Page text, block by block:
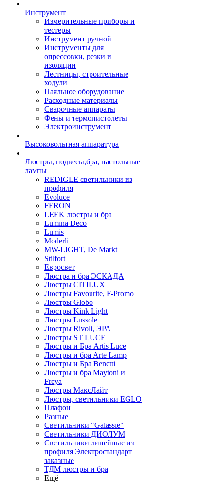
Инструмент
Измерительные приборы и
тестеры
Инструмент ручной
Инструменты для
опрессовки, резки и
изоляции
Лестницы, строительные
ходули
Паяльное оборудование
Расходные материалы
Сварочные аппараты
Фены и термопистолеты
Электроинструмент
Высоковольтная аппаратура
Люстры, подвесы,бра, настольные
лампы
REDIGLE светильники из
профиля
Evoluce
FERON
LEEK люстры и бра
Lumina Deco
Lumis
Moderli
MW-LIGHT, De Markt
Stilfort
Евросвет
Люстра и бра ЭСКАДА
Люстры CITILUX
Люстры Favourite, F-Promo
Люстры Globo
Люстры Kink Light
Люстры Lussole
Люстры Rivoli, ЭРА
Люстры ST LUCE
Люстры и Бра Artis Luce
Люстры и бра Arte Lamp
Люстры и Бра Benetti
Люстры и бра Maytoni и
Freya
Люстры МаксЛайт
Люстры, светильники EGLO
Плафон
Разные
Светильники "Galassie"
Светильники ДИОЛУМ
Светильники линейные из
профиля Электростандарт
заказные
ТДМ люстры и бра
Ещё